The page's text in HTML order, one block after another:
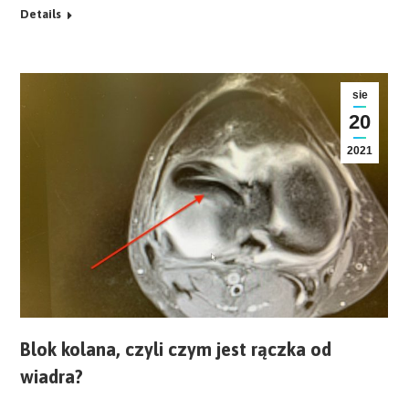
Details
sie
20
2021
Blok kolana, czyli czym jest rączka od
wiadra?